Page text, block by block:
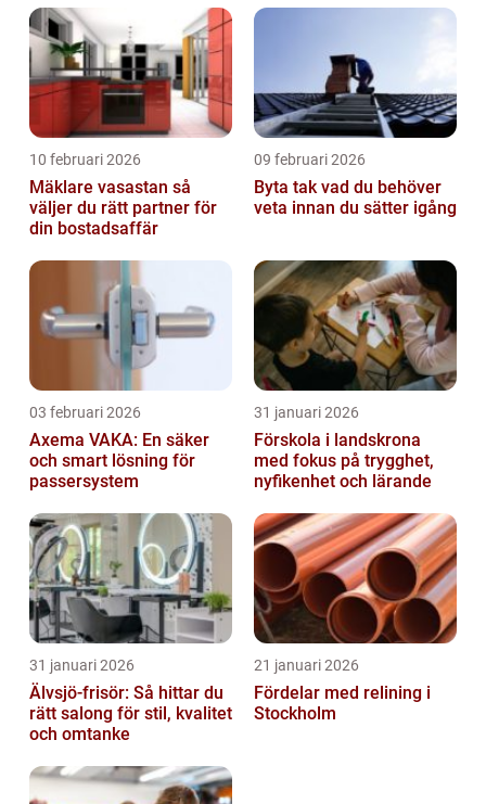
10 februari 2026
Mäklare vasastan så
väljer du rätt partner för
din bostadsaffär
09 februari 2026
Byta tak vad du behöver
veta innan du sätter igång
03 februari 2026
Axema VAKA: En säker
och smart lösning för
passersystem
31 januari 2026
Förskola i landskrona
med fokus på trygghet,
nyfikenhet och lärande
31 januari 2026
Älvsjö-frisör: Så hittar du
rätt salong för stil, kvalitet
och omtanke
21 januari 2026
Fördelar med relining i
Stockholm